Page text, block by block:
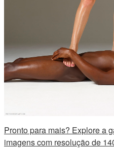
Pronto para mais? Explore a
imagens com resolução de